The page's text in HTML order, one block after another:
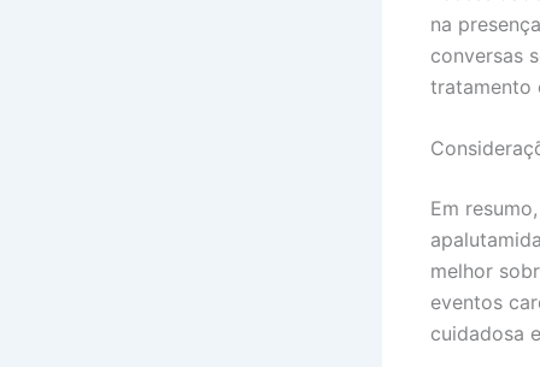
na
conversas
tratamento
Em
melhor
eventos
cuidadosa